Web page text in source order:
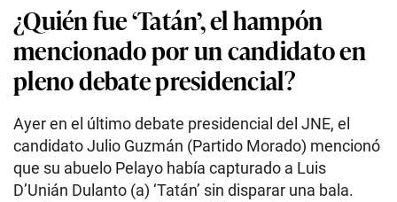
¿Quién fue ‘Tatán’, el hampón
mencionado por un candidato en
pleno debate presidencial?
Ayer en el último debate presidencial del JNE, el
candidato Julio Guzmán (Partido Morado) mencionó
que su abuelo Pelayo había capturado a Luis
D’Unián Dulanto (a) ‘Tatán’ sin disparar una bala.